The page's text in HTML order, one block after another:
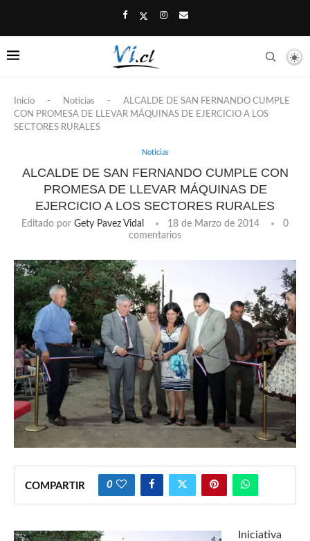
Inicio - Noticias -
ALCALDE DE SAN FERNANDO CUMPLE
CON PROMESA DE LLEVAR MÁQUINAS DE EJERCICIO A LOS
SECTORES RURALES
Noticias
ALCALDE DE SAN FERNANDO CUMPLE CON
PROMESA DE LLEVAR MÁQUINAS DE
EJERCICIO A LOS SECTORES RURALES
Editado por Gety Pavez Vidal 18 de Marzo de 2014
0
comentarios
COMPARTIR 0
Iniciativa